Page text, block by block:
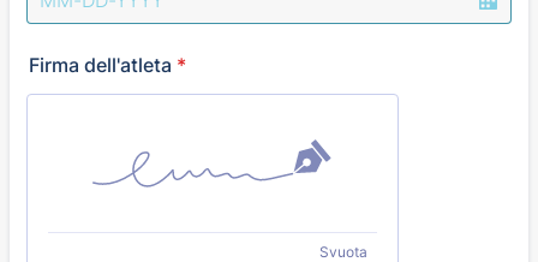
Firma dell'atleta *
Svuota